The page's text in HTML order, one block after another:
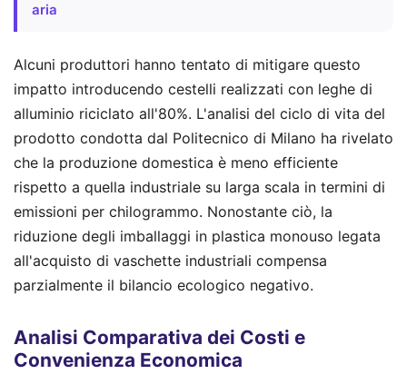
aria
Alcuni produttori hanno tentato di mitigare questo
impatto introducendo cestelli realizzati con leghe di
alluminio riciclato all'80%. L'analisi del ciclo di vita del
prodotto condotta dal Politecnico di Milano ha rivelato
che la produzione domestica è meno efficiente
rispetto a quella industriale su larga scala in termini di
emissioni per chilogrammo. Nonostante ciò, la
riduzione degli imballaggi in plastica monouso legata
all'acquisto di vaschette industriali compensa
parzialmente il bilancio ecologico negativo.
Analisi Comparativa dei Costi e
Convenienza Economica